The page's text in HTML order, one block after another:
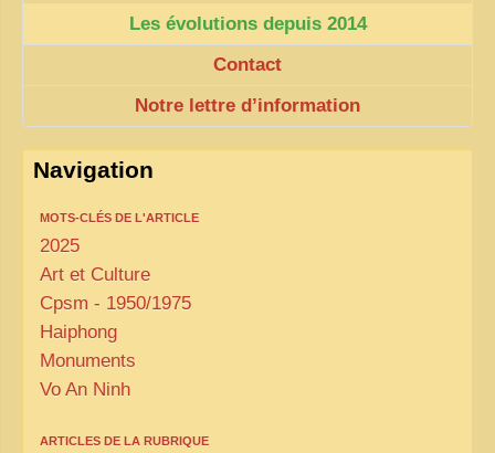
Les évolutions depuis 2014
Contact
Notre lettre d’information
Navigation
MOTS-CLÉS DE L'ARTICLE
2025
Art et Culture
Cpsm - 1950/1975
Haiphong
Monuments
Vo An Ninh
ARTICLES DE LA RUBRIQUE